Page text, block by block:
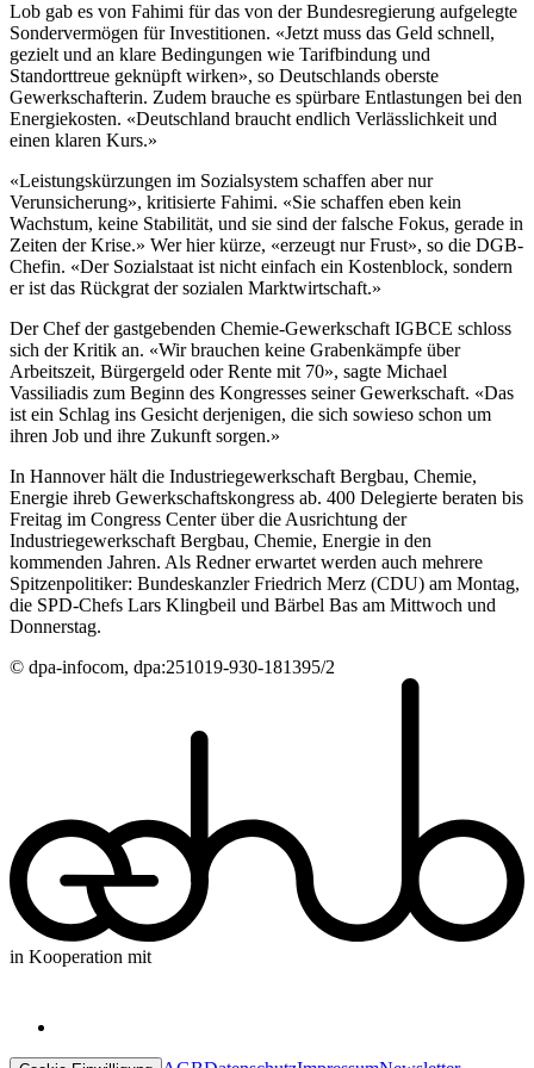
Lob gab es von Fahimi für das von der Bundesregierung aufgelegte
Sondervermögen für Investitionen. «Jetzt muss das Geld schnell,
gezielt und an klare Bedingungen wie Tarifbindung und
Standorttreue geknüpft wirken», so Deutschlands oberste
Gewerkschafterin. Zudem brauche es spürbare Entlastungen bei den
Energiekosten. «Deutschland braucht endlich Verlässlichkeit und
einen klaren Kurs.»
«Leistungskürzungen im Sozialsystem schaffen aber nur
Verunsicherung», kritisierte Fahimi. «Sie schaffen eben kein
Wachstum, keine Stabilität, und sie sind der falsche Fokus, gerade in
Zeiten der Krise.» Wer hier kürze, «erzeugt nur Frust», so die DGB-
Chefin. «Der Sozialstaat ist nicht einfach ein Kostenblock, sondern
er ist das Rückgrat der sozialen Marktwirtschaft.»
Der Chef der gastgebenden Chemie-Gewerkschaft IGBCE schloss
sich der Kritik an. «Wir brauchen keine Grabenkämpfe über
Arbeitszeit, Bürgergeld oder Rente mit 70», sagte Michael
Vassiliadis zum Beginn des Kongresses seiner Gewerkschaft. «Das
ist ein Schlag ins Gesicht derjenigen, die sich sowieso schon um
ihren Job und ihre Zukunft sorgen.»
In Hannover hält die Industriegewerkschaft Bergbau, Chemie,
Energie ihreb Gewerkschaftskongress ab. 400 Delegierte beraten bis
Freitag im Congress Center über die Ausrichtung der
Industriegewerkschaft Bergbau, Chemie, Energie in den
kommenden Jahren. Als Redner erwartet werden auch mehrere
Spitzenpolitiker: Bundeskanzler Friedrich Merz (CDU) am Montag,
die SPD-Chefs Lars Klingbeil und Bärbel Bas am Mittwoch und
Donnerstag.
© dpa-infocom, dpa:251019-930-181395/2
in Kooperation mit